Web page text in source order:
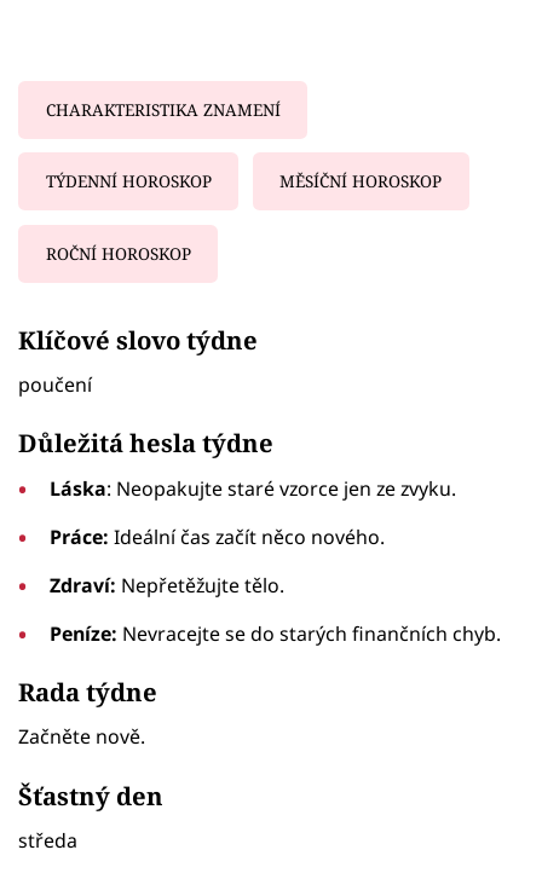
CHARAKTERISTIKA ZNAMENÍ
TÝDENNÍ HOROSKOP MĚSÍČNÍ HOROSKOP
ROČNÍ HOROSKOP
Klíčové slovo týdne
poučení
Důležitá hesla týdne
Láska: Neopakujte staré vzorce jen ze zvyku.
Práce:Ideální čas začít něco nového.
Zdraví: Nepřetěžujte tělo.
Peníze: Nevracejte se do starých finančních chyb.
Rada týdne
Začněte nově.
Šťastný den
středa